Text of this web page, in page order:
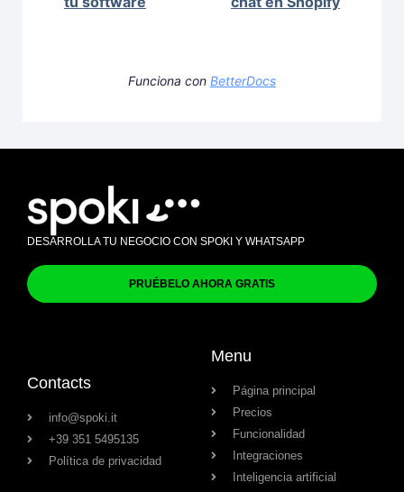
Funciona con BetterDocs
DESARROLLA TU NEGOCIO CON SPOKI Y WHATSAPP
PRUÉBELO AHORA GRATIS
Contacts
info@spoki.it
+39 351 5495135
Política de privacidad
Menu
Página principal
Precios
Funcionalidad
Integraciones
Inteligencia artificial